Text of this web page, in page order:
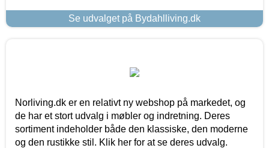
Se udvalget på Bydahlliving.dk
Norliving.dk er en relativt ny webshop på markedet, og
de har et stort udvalg i møbler og indretning. Deres
sortiment indeholder både den klassiske, den moderne
og den rustikke stil. Klik her for at se deres udvalg.